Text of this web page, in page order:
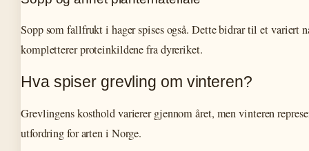
Sopp som fallfrukt i hager spises også. Dette bidrar til et variert
kompletterer proteinkildene fra dyreriket.
Hva spiser grevling om vinteren?
Grevlingens kosthold varierer gjennom året, men vinteren
utfordring for arten i Norge.